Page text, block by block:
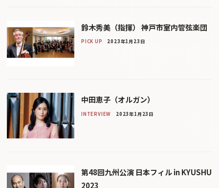
鈴木秀美（指揮） 神戸市室内管弦楽団
PICK UP 2023年1月23日
中田恵子（オルガン）
INTERVIEW 2023年1月23日
第48回九州公演 日本フィル in KYUSHU
2023